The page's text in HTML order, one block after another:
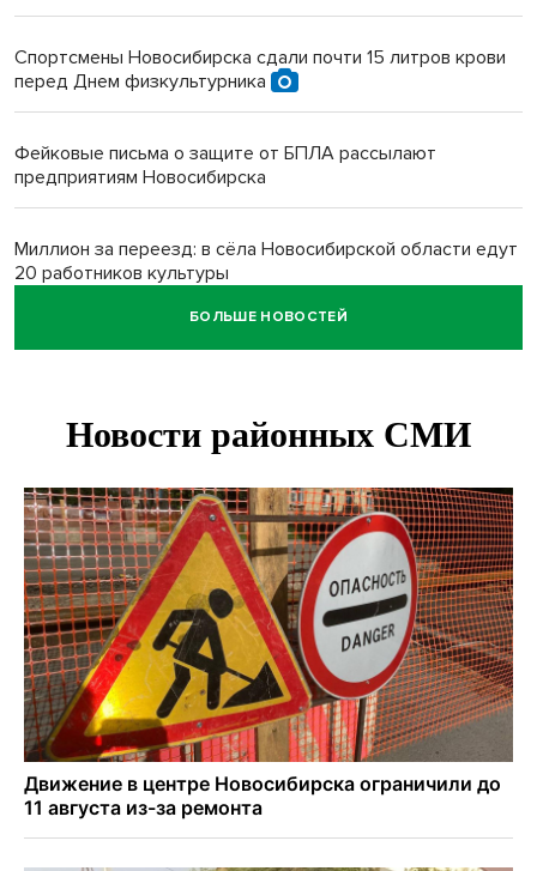
Спортсмены Новосибирска сдали почти 15 литров крови
перед Днем физкультурника
Фейковые письма о защите от БПЛА рассылают
предприятиям Новосибирска
Миллион за переезд: в сёла Новосибирской области едут
20 работников культуры
О похолодании в августе-2026 рассказали синоптики в
В Новосибирске минтранс наказал 8 таксистов без
Андрей Травников поблагодарил новосибирских
строителей за вклад в развитие региона
Новосибирский метрополитен начал ремонт входа на
«Площади Ленина»
БОЛЬШЕ НОВОСТЕЙ